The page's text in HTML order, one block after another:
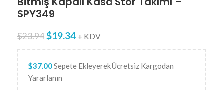
SPY349
$23.94$19.34 + KDV
$37.00Sepete Ekleyerek Ücretsiz Kargodan
Yararlanın